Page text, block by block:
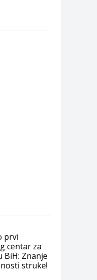
prvi
centar za
Znanje
struke!